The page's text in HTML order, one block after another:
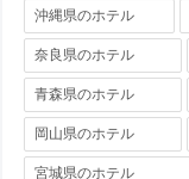
沖縄県のホテル
奈良県のホテル
青森県のホテル
岡山県のホテル
宮城県のホテル